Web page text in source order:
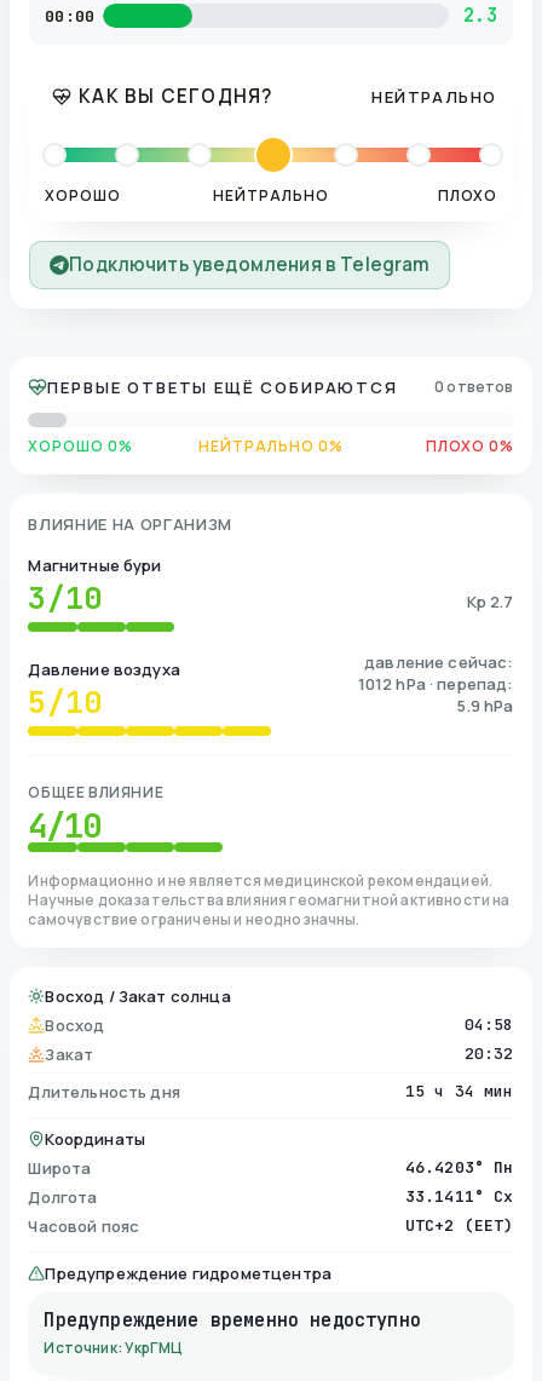
00:00 2.3
КАК ВЫ СЕГОДНЯ? НЕЙТРАЛЬНО
ХОРОШО НЕЙТРАЛЬНО ПЛОХО
Подключить уведомления в Telegram
ПЕРВЫЕ ОТВЕТЫ ЕЩЁ СОБИРАЮТСЯ 0 ответов
ХОРОШО 0% НЕЙТРАЛЬНО 0% ПЛОХО 0%
ВЛИЯНИЕ НА ОРГАНИЗМ
Магнитные бури
3/10 Kp 2.7
Давление воздуха
5/10
давление сейчас:
1012 hPa · перепад:
5.9 hPa
ОБЩЕЕ ВЛИЯНИЕ
4/10
Информационно и не является медицинской рекомендацией.
Научные доказательства влияния геомагнитной активности на
самочувствие ограничены и неоднозначны.
Восход / Закат солнца
Восход
04:58
Закат 20:32
Длительность дня 15 ч 34 мин
Координаты
Широта
46.4203° Пн
Долгота 33.1411° Сх
Часовой пояс UTC+2 (EET)
Предупреждение гидрометцентра
Предупреждение временно недоступно
Источник: УкрГМЦ